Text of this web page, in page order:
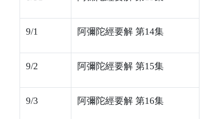
9/1 阿彌陀經要解 第14集
9/2 阿彌陀經要解 第15集
9/3 阿彌陀經要解 第16集